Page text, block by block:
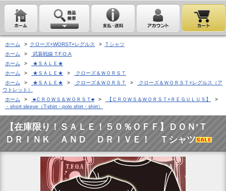
ホーム > クローズ×WORST×レグルス >
Ｔシャツ
ホーム
>
武装戦線 T.F.O.A
ホーム
>
★ＳＡＬＥ★
ホーム
> ★ＳＡＬＥ★ >
クローズ＆ＷＯＲＳＴ
ホーム
> ★ＳＡＬＥ★ > クローズ＆ＷＯＲＳＴ >
クローズ＆ＷＯＲＳＴ×レグルス（ア
ウトレット）
ホーム
> ■ＣＲＯＷＳ＆ＷＯＲＳＴ■ > 【ＣＲＯＷＳ＆ＷＯＲＳＴ×ＲＥＧＵＬＵＳ】
>
・short sleeve（T-shirt・polo shirt・shirt）
【在庫限り！ＳＡＬＥ！５０％ＯＦＦ】ＤＯＮ’Ｔ
ＤＲＩＮＫ ＡＮＤ ＤＲＩＶＥ！ Ｔシャツ